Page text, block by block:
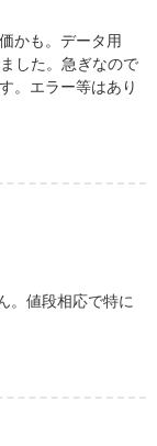
かも。データ用
した。急ぎなので
。エラー等はあり
。値段相応で特に